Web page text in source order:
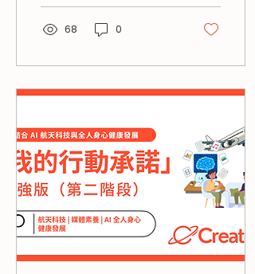
技、媒體素養與 AI 身心健
康結合，為學生打造全方位
的成長空間 。 Creato 作
創公司 ，推出「自主導航
者」(The Self-Directed
PERMA 模式，協助師生與
家長在壓力中「茁壯成
長」。 傳統的品德教育往往
缺乏吸引力。本計劃以航天
科學為主題，激發學生的好
奇心，並將其轉化為腳踏實
地的價值觀 。 精神健康素
養：由持牌教育心理學家帶
領，運用正向心理學
68 0